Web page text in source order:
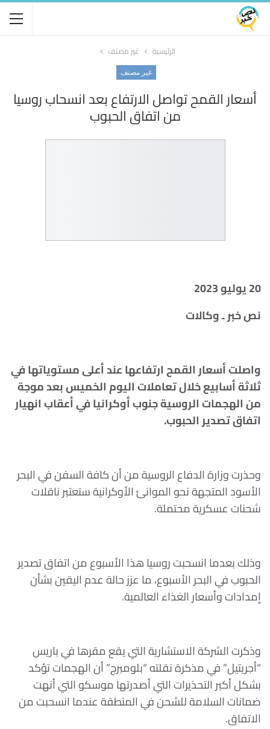
الرئيسية غير مصنف
غير مصنف
أسعار القمح تواصل الارتفاع بعد انسحاب روسيا
من اتفاق الحبوب
20 يوليو 2023
نص خبر ـ وكالات
واصلت أسعار القمح ارتفاعها عند أعلى مستوياتها في
ثلاثة أسابيع خلال تعاملات اليوم الخميس بعد موجة
من الهجمات الروسية جنوب أوكرانيا في أعقاب انهيار
اتفاق تصدير الحبوب.
وحذرت وزارة الدفاع الروسية من أن كافة السفن في البحر
الأسود المتجهة نحو الموانئ الأوكرانية ستعتبر ناقلات
شحنات عسكرية محتملة.
وذلك بعدما انسحبت روسيا هذا الأسبوع من اتفاق تصدير
الحبوب في البحر الأسبوع، ما عزز حالة عدم اليقين بشأن
إمدادات وأسعار الغذاء العالمية.
وذكرت الشركة الاستشارية التي يقع مقرها في باريس
“أجريتيل” في مذكرة نقلته “بلومبرج” أن الهجمات تؤكد
بشكل أكبر التحذيرات التي أصدرتها موسكو التي أنهت
ضمانات السلامة للشحن في المنطقة عندما انسحبت من
الاتفاق.